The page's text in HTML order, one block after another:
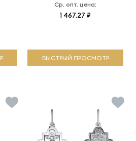
Ср. опт. цена:
1 467.27 ₽
БЫСТРЫЙ ПРОСМОТР